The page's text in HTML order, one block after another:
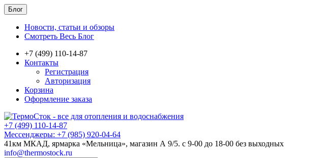
Блог
Новости, статьи и обзоры
Смотреть Весь Блог
+7 (499) 110-14-87
Контакты
Регистрация
Авторизация
Корзина
Оформление заказа
+7 (499) 110-14-87
Мессенджеры: +7 (985) 920-04-64
41км МКАД, ярмарка «Мельница», магазин А 9/5. с 9-00 до 18-00 без выходных
info@thermostock.ru